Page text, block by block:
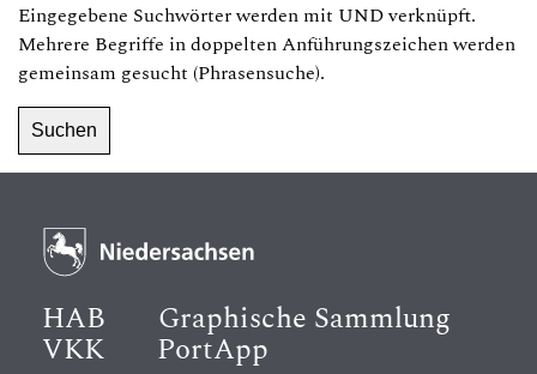
Eingegebene Suchwörter werden mit UND verknüpft.
Mehrere Begriffe in doppelten Anführungszeichen werden
gemeinsam gesucht (Phrasensuche).
HAB Graphische Sammlung
VKK PortApp